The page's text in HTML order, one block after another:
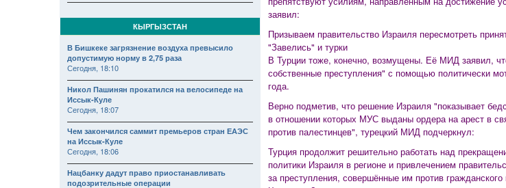
заявил:
Призываем правительство Израиля пересмотреть
"Завелись" и турки
В Турции тоже, конечно, возмущены. Её МИД заявил,
собственные преступления" с помощью политически
года.
Верно подметив, что решение Израиля "показывает
в отношении которых МУС выданы ордера на арест в
против палестинцев", турецкий МИД подчеркнул:
Турция продолжит решительно работать над
политики Израиля в регионе и привлечением
за преступления, совершённые им против
КЫРГЫЗСТАН
В Бишкеке загрязнение воздуха превысило
допустимую норму в 2,75 раза
Сегодня, 18:10
Никол Пашинян прокатился на велосипеде на
Иссык-Куле
Сегодня, 18:07
Чем закончился саммит премьеров стран ЕАЭС
на Иссык-Куле
Сегодня, 18:06
Нацбанку дадут право приостанавливать
подозрительные операции